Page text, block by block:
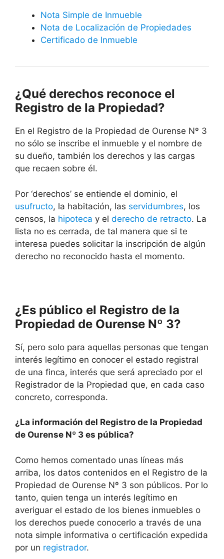
Nota Simple de Inmueble
Nota de Localización de Propiedades
Certificado de Inmueble
¿Qué derechos reconoce el
Registro de la Propiedad?
En el Registro de la Propiedad de Ourense Nº 3
no sólo se inscribe el inmueble y el nombre de
su dueño, también los derechos y las cargas
que recaen sobre él.
Por ‘derechos’ se entiende el dominio, el
usufructo, la habitación, las servidumbres, los
censos, la hipoteca y el derecho de retracto. La
lista no es cerrada, de tal manera que si te
interesa puedes solicitar la inscripción de algún
derecho no reconocido hasta el momento.
¿Es público el Registro de la
Propiedad de Ourense Nº 3?
Sí, pero solo para aquellas personas que tengan
interés legítimo en conocer el estado registral
de una finca, interés que será apreciado por el
Registrador de la Propiedad que, en cada caso
concreto, corresponda.
¿La información del Registro de la Propiedad
de Ourense Nº 3 es pública?
Como hemos comentado unas líneas más
arriba, los datos contenidos en el Registro de la
Propiedad de Ourense Nº 3 son públicos. Por lo
tanto, quien tenga un interés legítimo en
averiguar el estado de los bienes inmuebles o
los derechos puede conocerlo a través de una
nota simple informativa o certificación expedida
por un registrador.